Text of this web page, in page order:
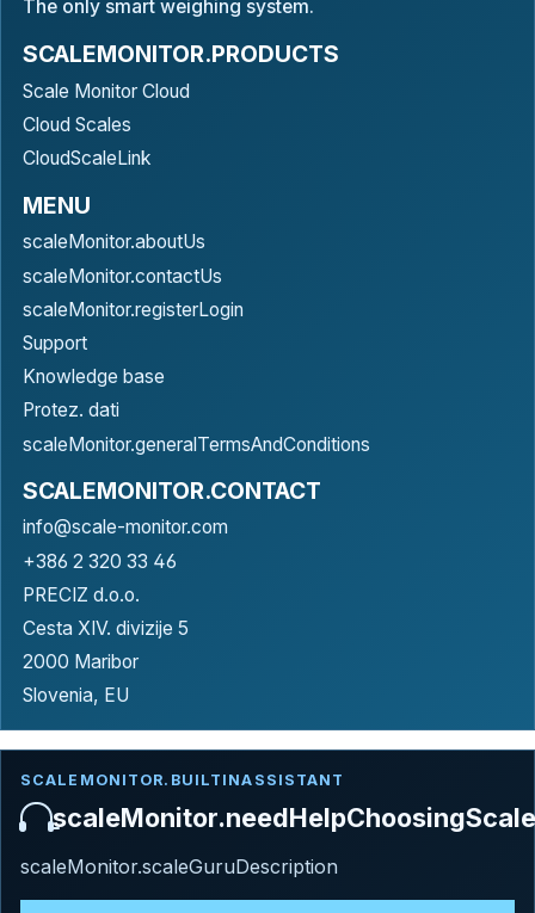
The only smart weighing system.
SCALEMONITOR.PRODUCTS
Scale Monitor Cloud
Cloud Scales
CloudScaleLink
MENU
scaleMonitor.aboutUs
scaleMonitor.contactUs
scaleMonitor.registerLogin
Support
Knowledge base
Protez. dati
scaleMonitor.generalTermsAndConditions
SCALEMONITOR.CONTACT
info@scale-monitor.com
+386 2 320 33 46
PRECIZ d.o.o.
Cesta XIV. divizije 5
2000 Maribor
Slovenia, EU
SCALEMONITOR.BUILTINASSISTANT
scaleMonitor.scaleGuruDescription